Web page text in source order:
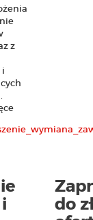
z
i
do